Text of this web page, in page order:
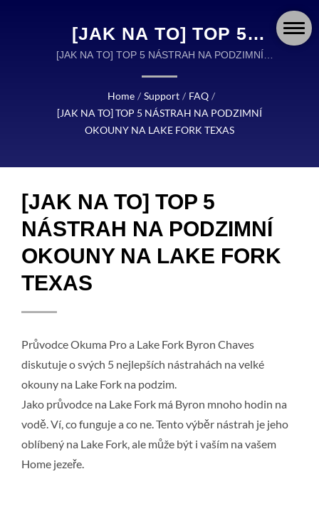
[JAK NA TO] TOP 5
NÁSTRAH NA PODZIMNÍ
OKOUNY NA LAKE FORK
TEXAS | OKUMA FISHING:
PŘESNĚ NAVRŽENÉ
DOBRODRUŽSTVÍ
[JAK NA TO] TOP 5 NÁSTRAH NA PODZIMNÍ
VÝROBĚ VYSOCE KVALITNÍHO RYBÁŘSKÉHO
Home / Support / FAQ /
[JAK NA TO] TOP 5 NÁSTRAH NA PODZIMNÍ
OKOUNY NA LAKE FORK TEXAS
[JAK NA TO] TOP 5
NÁSTRAH NA PODZIMNÍ
OKOUNY NA LAKE FORK
TEXAS
Průvodce Okuma Pro a Lake Fork Byron Chaves
diskutuje o svých 5 nejlepších nástrahách na velké
okouny na Lake Fork na podzim.
Jako průvodce na Lake Fork má Byron mnoho hodin na
vodě. Ví, co funguje a co ne. Tento výběr nástrah je jeho
oblíbený na Lake Fork, ale může být i vaším na vašem
Home jezeře.